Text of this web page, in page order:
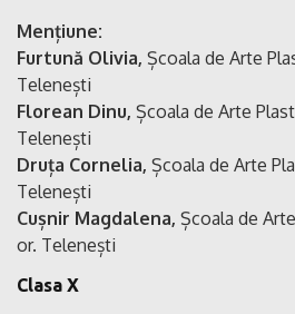
Mențiune:
Furtună Olivia, Școala de Arte
Telenești
Florean Dinu, Școala de Arte
Telenești
Druța Cornelia, Școala de Arte
Telenești
Cușnir Magdalena, Școala de
or. Telenești
Clasa X